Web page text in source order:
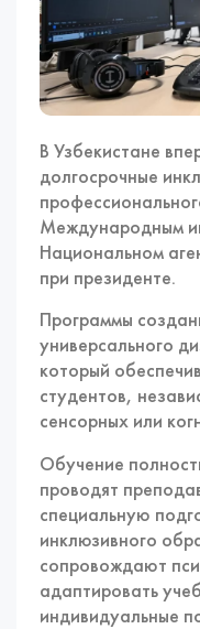
В Узбекистане
долгосрочные
Международным
Национальном
при президенте.
Программы
универсального
который
студентов,
сенсорных или
Обучение
проводят
специальную
инклюзивного
сопровождают
адаптировать
индивидуальные